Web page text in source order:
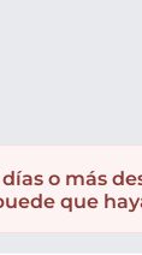
días o más
que